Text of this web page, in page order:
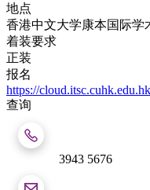
地点
香港中文大学康本国际学
着装要求
正装
报名
https://
查询
3943 5676